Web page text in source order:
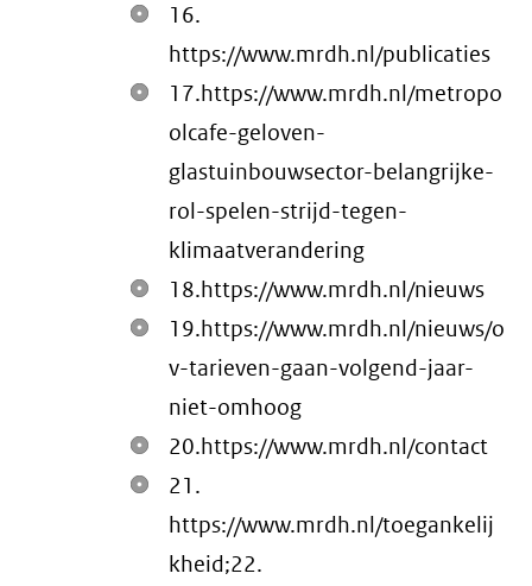
16.
https://www.mrdh.nl/publicaties
17.https://www.mrdh.nl/metropo
olcafe-geloven-
glastuinbouwsector-belangrijke-
rol-spelen-strijd-tegen-
klimaatverandering
18.https://www.mrdh.nl/nieuws
19.https://www.mrdh.nl/nieuws/o
v-tarieven-gaan-volgend-jaar-
niet-omhoog
20.https://www.mrdh.nl/contact
21.
https://www.mrdh.nl/toegankelij
kheid;22.